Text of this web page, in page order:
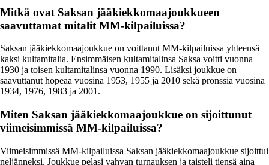
Mitkä ovat Saksan jääkiekkomaajoukkueen
saavuttamat mitalit MM-kilpailuissa?
Saksan jääkiekkomaajoukkue on voittanut MM-kilpailuissa yhteensä
kaksi kultamitalia. Ensimmäisen kultamitalinsa Saksa voitti vuonna
1930 ja toisen kultamitalinsa vuonna 1990. Lisäksi joukkue on
saavuttanut hopeaa vuosina 1953, 1955 ja 2010 sekä pronssia vuosina
1934, 1976, 1983 ja 2001.
Miten Saksan jääkiekkomaajoukkue on sijoittunut
viimeisimmissä MM-kilpailuissa?
Viimeisimmissä MM-kilpailuissa Saksan jääkiekkomaajoukkue sijoittui
neljänneksi. Joukkue pelasi vahvan turnauksen ja taisteli tiensä aina